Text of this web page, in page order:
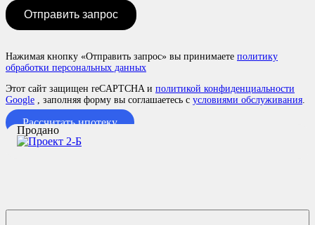
Отправить запрос
Нажимая кнопку «Отправить запрос» вы принимаете политику
обработки персональных данных
Этот сайт защищен reCAPTCHA и политикой конфиденциальности
Google , заполняя форму вы соглашаетесь с условиями обслуживания.
Рассчитать ипотеку
Продано